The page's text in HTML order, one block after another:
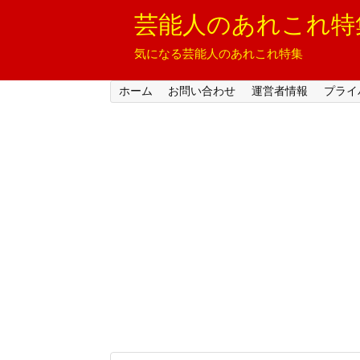
芸能人のあれこれ特
気になる芸能人のあれこれ特集
ホーム お問い合わせ 運営者情報 プラ